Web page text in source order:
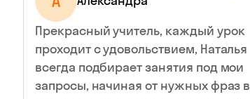
Прекрасный учитель, каждый урок
проходит с удовольствием, Наталья
всегда подбирает занятия под мои
запросы, начиная от нужных фраз в